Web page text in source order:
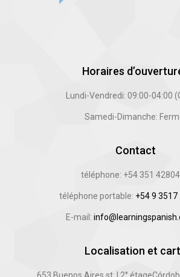
Horaires
Lundi-Vendredi: 09:00-04:00
Samedi-Dimanche:
Contact
téléphone: +54 351
téléphone portable: +54 9 3517
E-mail:
Localisation et